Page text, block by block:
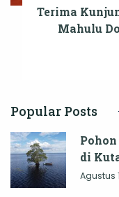
Terima
Mahulu
Popular Posts
di
Agustus